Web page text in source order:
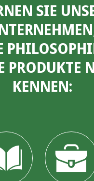
SIE
PRODUKTE
KENNEN: